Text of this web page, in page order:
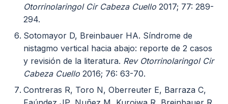
Otorrinolaringol Cir Cabeza Cuello 2017; 77: 289-
294.
Sotomayor D, Breinbauer HA. Síndrome de
nistagmo vertical hacia abajo: reporte de 2 casos
y revisión de la literatura. Rev Otorrinolaringol Cir
Cabeza Cuello 2016; 76: 63-70.
Contreras R, Toro N, Oberreuter E, Barraza C,